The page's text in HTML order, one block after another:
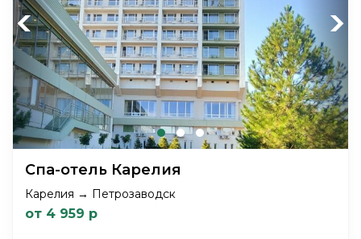
Previous Next
Спа-отель Карелия
Карелия → Петрозаводск
от 4 959 р